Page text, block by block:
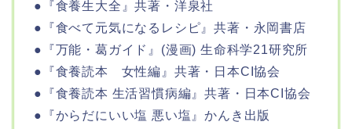
●『食養生大全』共著・洋泉社
●『食べて元気になるレシピ』共著・永岡書店
●『万能・葛ガイド』(漫画) 生命科学21研究所
●『食養読本 女性編』共著・日本CI協会
●『食養読本 生活習慣病編』共著・日本CI協会
●『からだにいい塩 悪い塩』かんき出版